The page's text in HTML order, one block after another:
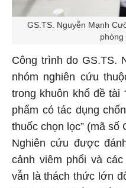
GS.TS. Nguyễn Mạnh
phòng
Công trình do GS.TS.
nhóm nghiên cứu
trong khuôn khổ đề tài
phẩm có tác dụng
thuốc chọn lọc” (mã số
Nghiên cứu được
cảnh viêm phổi và
vẫn là thách thức lớn